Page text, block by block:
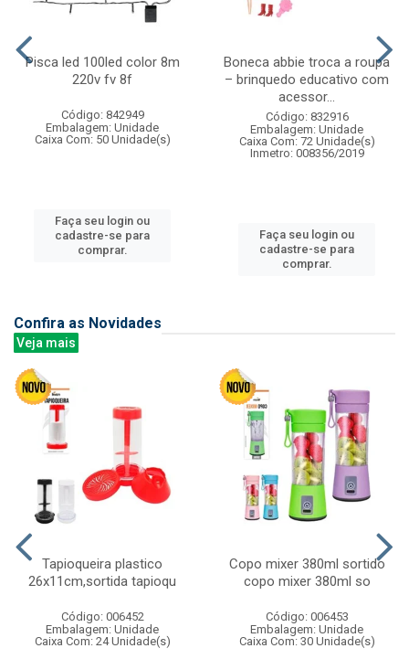
Pisca led 100led color 8m
220v fv 8f
Código: 842949
Embalagem: Unidade
Caixa Com: 50 Unidade(s)
Faça seu login ou
cadastre-se para
comprar.
Boneca abbie troca a roupa
– brinquedo educativo com
acessor...
Código: 832916
Embalagem: Unidade
Caixa Com: 72 Unidade(s)
Inmetro: 008356/2019
Faça seu login ou
cadastre-se para
comprar.
Confira as Novidades
Veja mais
Tapioqueira plastico
26x11cm,sortida tapioqu
Código: 006452
Embalagem: Unidade
Caixa Com: 24 Unidade(s)
Copo mixer 380ml sortido
copo mixer 380ml so
Código: 006453
Embalagem: Unidade
Caixa Com: 30 Unidade(s)